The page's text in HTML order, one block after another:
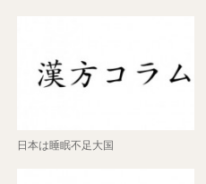
日本は睡眠不足大国